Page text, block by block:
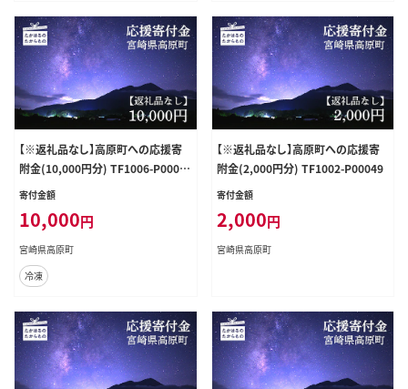
【※返礼品なし】高原町への応援寄
附金(10,000円分) TF1006-P0004
9
寄付金額
10,000円
宮崎県高原町
冷凍
【※返礼品なし】高原町への応援寄
附金(2,000円分) TF1002-P00049
寄付金額
2,000円
宮崎県高原町